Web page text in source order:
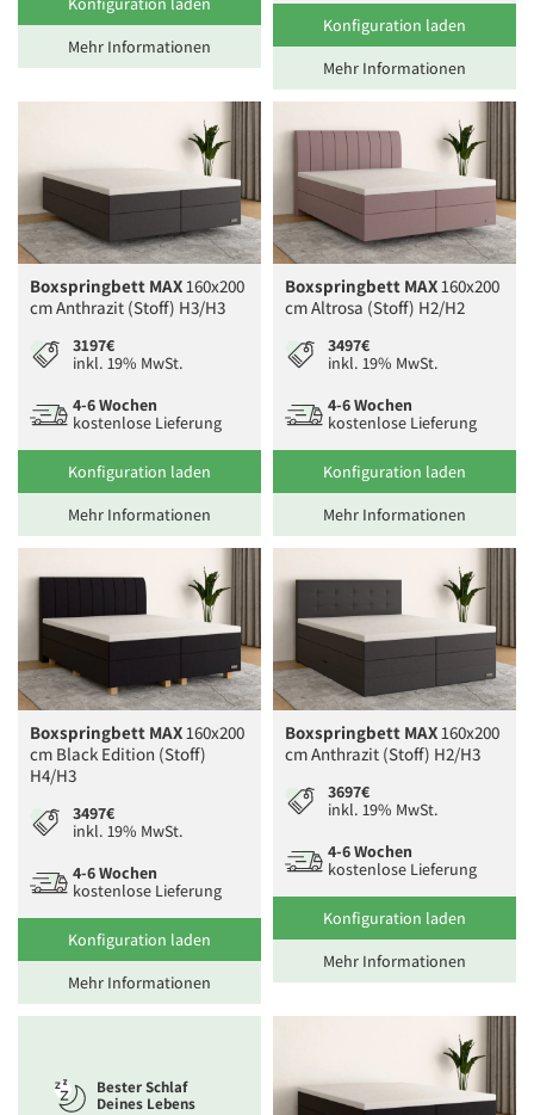
Mehr Informationen
Konfiguration laden
Mehr Informationen
Boxspringbett MAX160x200
cm Anthrazit (Stoff) H3/H3
3197€
inkl. 19% MwSt.
4-6 Wochen
kostenlose Lieferung
Konfiguration laden
Mehr Informationen
Boxspringbett MAX160x200
cm Altrosa (Stoff) H2/H2
3497€
inkl. 19% MwSt.
4-6 Wochen
kostenlose Lieferung
Konfiguration laden
Mehr Informationen
Boxspringbett MAX160x200
cm Black Edition (Stoff)
H4/H3
3497€
inkl. 19% MwSt.
4-6 Wochen
kostenlose Lieferung
Konfiguration laden
Mehr Informationen
Boxspringbett MAX160x200
cm Anthrazit (Stoff) H2/H3
3697€
inkl. 19% MwSt.
4-6 Wochen
kostenlose Lieferung
Konfiguration laden
Mehr Informationen
Bester Schlaf
Deines Lebens